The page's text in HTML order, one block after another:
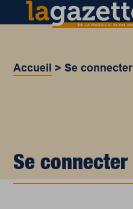
Accueil >Se connecter
Se connecter